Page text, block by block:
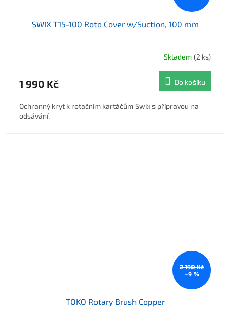
SWIX T15-100 Roto Cover w/Suction, 100 mm
Skladem(2 ks)
1 990 Kč Do košíku
Ochranný kryt k rotačním kartáčům Swix s přípravou na
odsávání.
2 190 Kč
–9 %
TOKO Rotary Brush Copper